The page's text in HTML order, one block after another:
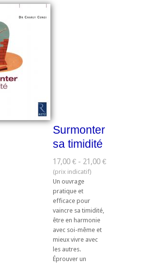
Surmonter
sa timidité
17,00 € - 21,00 €
Un ouvrage
pratique et
efficace pour
vaincre sa timidité,
être en harmonie
avec soi-même et
mieux vivre avec
les autres.
Éprouver un